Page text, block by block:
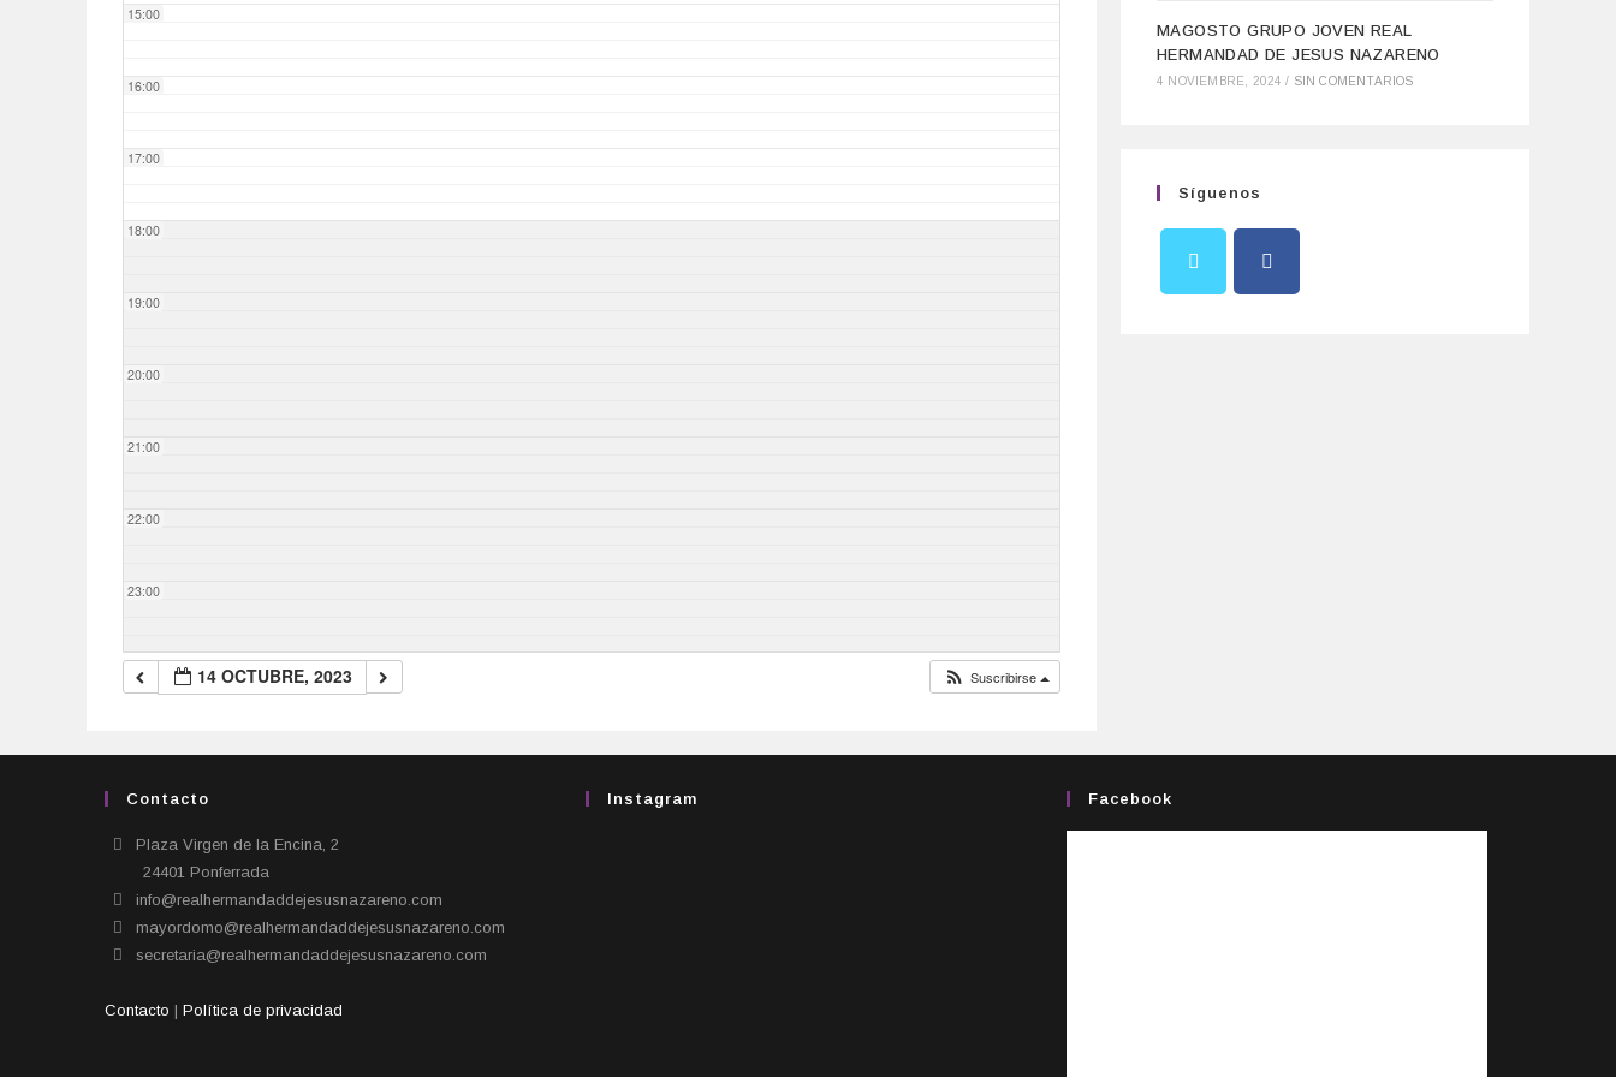
15:00
16:00
17:00
18:00
19:00
20:00
21:00
22:00
23:00
14 OCTUBRE, 2023 Suscribirse
MAGOSTO GRUPO JOVEN REAL
HERMANDAD DE JESUS NAZARENO
4 NOVIEMBRE, 2024 / SIN COMENTARIOS
Síguenos
Contacto
Plaza Virgen de la Encina, 2
24401 Ponferrada​
info@realhermandaddejesusnazareno.com
mayordomo@realhermandaddejesusnazareno.com
secretaria@realhermandaddejesusnazareno.com
Contacto | Política de privacidad
Instagram Facebook